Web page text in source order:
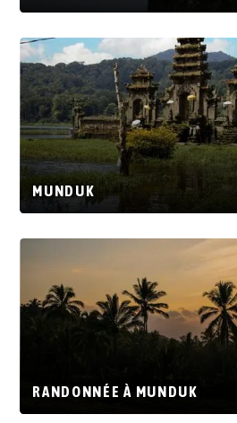
MUNDUK
RANDONNÉE À MUNDUK